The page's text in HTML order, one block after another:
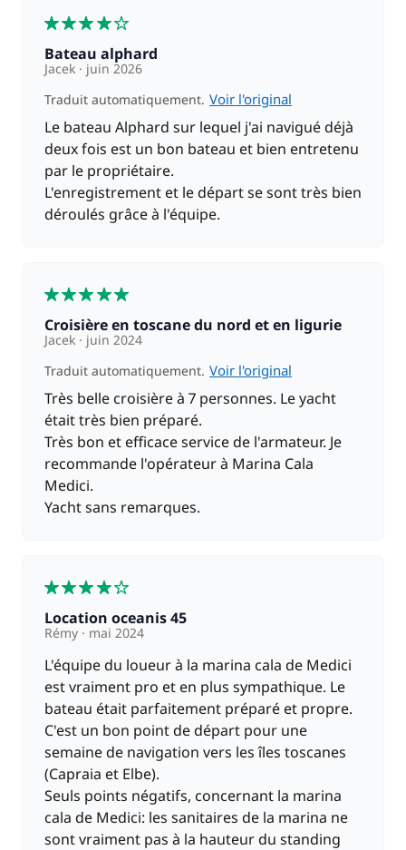
Serviettes
Bateau alphard
Jacek
juin 2026
Traduit automatiquement. Voir l'original
Le bateau Alphard sur lequel j'ai navigué déjà
deux fois est un bon bateau et bien entretenu
par le propriétaire.
L'enregistrement et le départ se sont très bien
déroulés grâce à l'équipe.
Croisière en toscane du nord et en ligurie
Jacek
juin 2024
Traduit automatiquement. Voir l'original
Très belle croisière à 7 personnes. Le yacht
était très bien préparé.
Très bon et efficace service de l'armateur. Je
recommande l'opérateur à Marina Cala
Medici.
Yacht sans remarques.
Location oceanis 45
Rémy mai 2024
L'équipe du loueur à la marina cala de Medici
est vraiment pro et en plus sympathique. Le
bateau était parfaitement préparé et propre.
C'est un bon point de départ pour une
semaine de navigation vers les îles toscanes
(Capraia et Elbe).
Seuls points négatifs, concernant la marina
cala de Medici: les sanitaires de la marina ne
sont vraiment pas à la hauteur du standing